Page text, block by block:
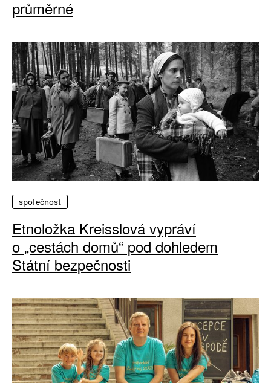
průměrné
společnost
Etnoložka Kreisslová vypráví
o „cestách domů“ pod dohledem
Státní bezpečnosti